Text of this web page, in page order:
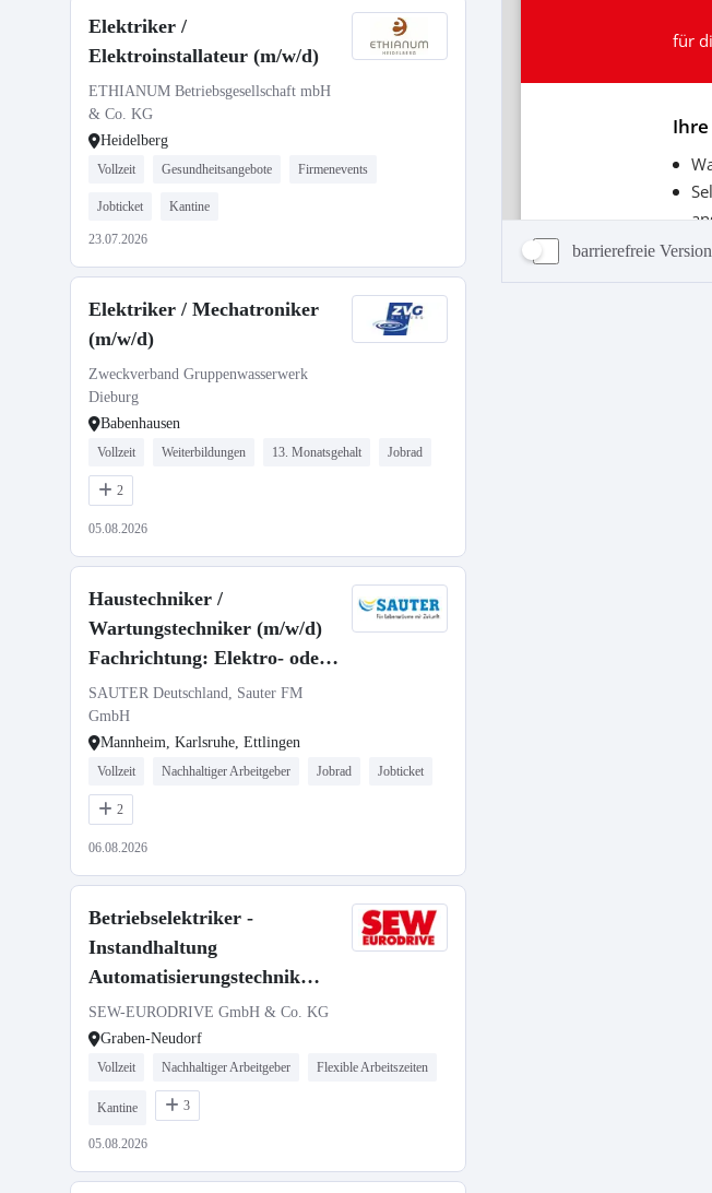
Elektriker /
Elektroinstallateur (m/w/d)
ETHIANUM Betriebsgesellschaft mbH
& Co. KG
Heidelberg
Vollzeit Gesundheitsangebote Firmenevents
Jobticket Kantine
23.07.2026
Elektriker / Mechatroniker
(m/w/d)
Zweckverband Gruppenwasserwerk
Dieburg
Babenhausen
Vollzeit Weiterbildungen 13. Monatsgehalt Jobrad
2
05.08.2026
Haustechniker /
Wartungstechniker (m/w/d)
Fachrichtung: Elektro- oder
Heizungs-, Lüftungs-, Klima-,
Sanitärtechnik
SAUTER Deutschland, Sauter FM
GmbH
Mannheim, Karlsruhe, Ettlingen
Vollzeit Nachhaltiger Arbeitgeber Jobrad Jobticket
2
06.08.2026
Betriebselektriker -
Instandhaltung
Automatisierungstechnik
(w/m/d)
SEW-EURODRIVE GmbH & Co. KG
Graben-Neudorf
Vollzeit Nachhaltiger Arbeitgeber Flexible Arbeitszeiten
Kantine 3
05.08.2026
barrierefreie Version